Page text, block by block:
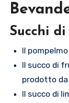
Succhi
Il
Il succo di
prodotto
Il succo di